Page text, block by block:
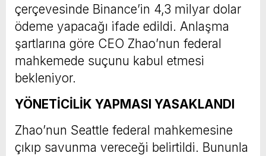
çerçevesinde Binance’in 4,3 milyar dolar
ödeme yapacağı ifade edildi. Anlaşma
şartlarına göre CEO Zhao’nun federal
mahkemede suçunu kabul etmesi
bekleniyor.
YÖNETİCİLİK YAPMASI YASAKLANDI
Zhao’nun Seattle federal mahkemesine
çıkıp savunma vereceği belirtildi. Bununla